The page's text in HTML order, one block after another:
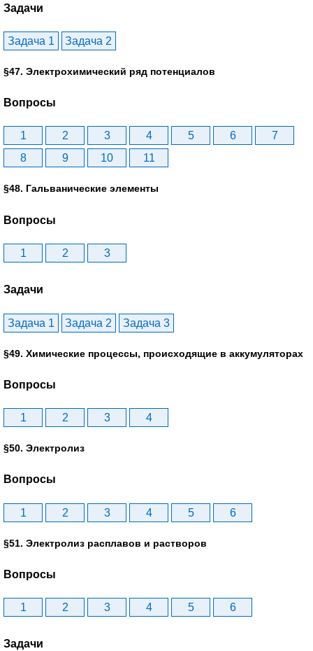
Задачи
Задача 1 Задача 2
§47. Электрохимический ряд потенциалов
Вопросы
1 2 3 4 5 6
7
8
9 10 11
§48. Гальванические элементы
Вопросы
1 2 3
Задачи
Задача 1 Задача 2 Задача 3
§49. Химические процессы, происходящие в аккумуляторах
Вопросы
1 2 3 4
§50. Электролиз
Вопросы
1 2 3 4 5 6
§51. Электролиз расплавов и растворов
Вопросы
1 2 3 4 5 6
Задачи